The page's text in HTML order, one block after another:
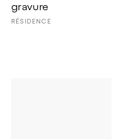
gravure
RÉSIDENCE